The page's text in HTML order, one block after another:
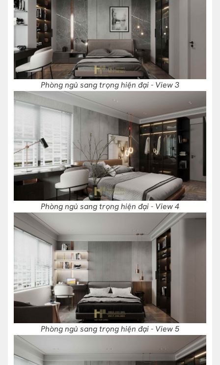
Phòng ngủ sang trọng hiện đại - View 3
Phòng ngủ sang trọng hiện đại - View 4
Phòng ngủ sang trọng hiện đại - View 5